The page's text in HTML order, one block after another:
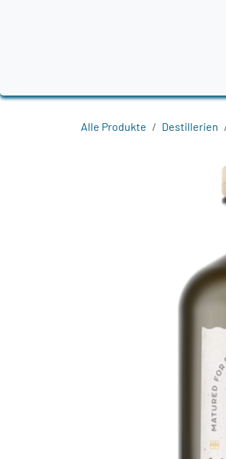
Alle Produkte Destillerien